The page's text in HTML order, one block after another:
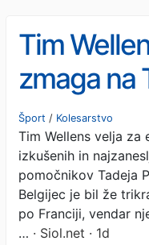
Tim
zmaga na
rumeno
vedno
Šport / Kolesarstvo
Tim Wellens velja za
izkušenih in
pomočnikov Tadeja
Belgijec je bil že
po Franciji, vendar
… · Siol.net · 1d